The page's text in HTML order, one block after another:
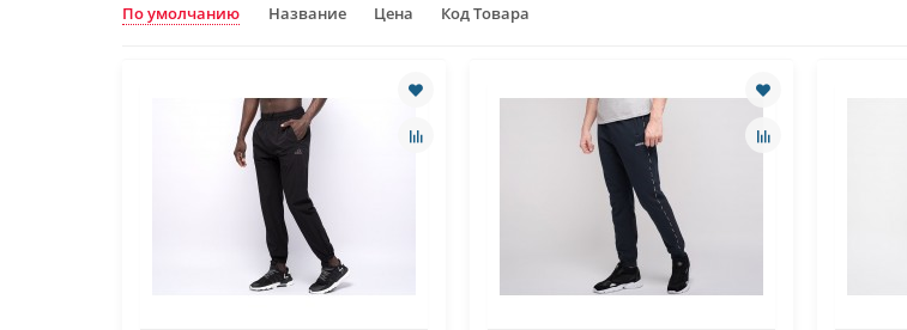
По умолчанию Название Цена Код Товара